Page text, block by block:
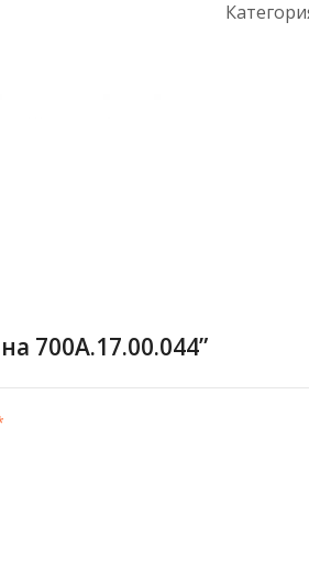
700А.17.00.044”